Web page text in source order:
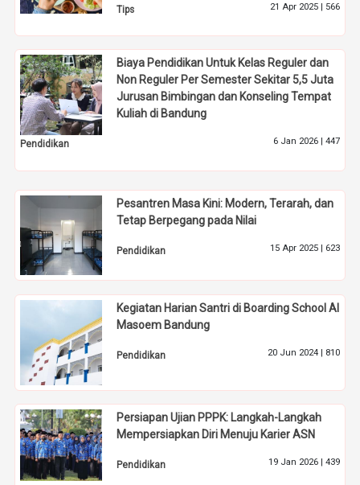
Tips 21 Apr 2025 | 566
Biaya Pendidikan Untuk Kelas Reguler dan
Non Reguler Per Semester Sekitar 5,5 Juta
Jurusan Bimbingan dan Konseling Tempat
Kuliah di Bandung
Pendidikan 6 Jan 2026 | 447
Pesantren Masa Kini: Modern, Terarah, dan
Tetap Berpegang pada Nilai
Pendidikan 15 Apr 2025 | 623
Kegiatan Harian Santri di Boarding School Al
Masoem Bandung
Pendidikan 20 Jun 2024 | 810
Persiapan Ujian PPPK: Langkah-Langkah
Mempersiapkan Diri Menuju Karier ASN
Pendidikan 19 Jan 2026 | 439